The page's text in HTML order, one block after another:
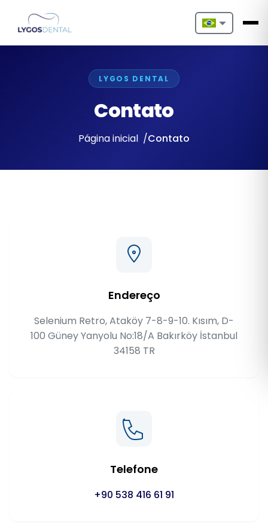
Nederlands
Русский
LYGOS DENTAL
Contato
Página inicial Contato
Endereço
Selenium Retro, Ataköy 7-8-9-10. Kısım, D-
100 Güney Yanyolu No:18/A Bakırköy İstanbul
34158 TR
Telefone
+90 538 416 61 91